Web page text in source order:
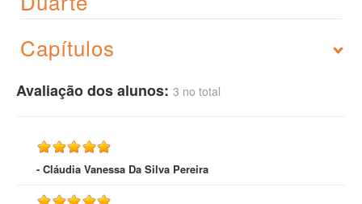
Capítulos
Avaliação dos alunos: 3 no total
- Cláudia Vanessa Da Silva Pereira